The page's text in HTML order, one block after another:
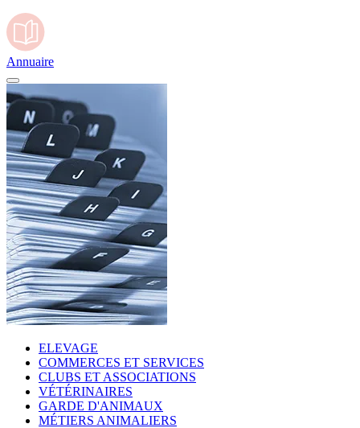
Annuaire
ELEVAGE
COMMERCES ET SERVICES
CLUBS ET ASSOCIATIONS
VÉTÉRINAIRES
GARDE D'ANIMAUX
MÉTIERS ANIMALIERS